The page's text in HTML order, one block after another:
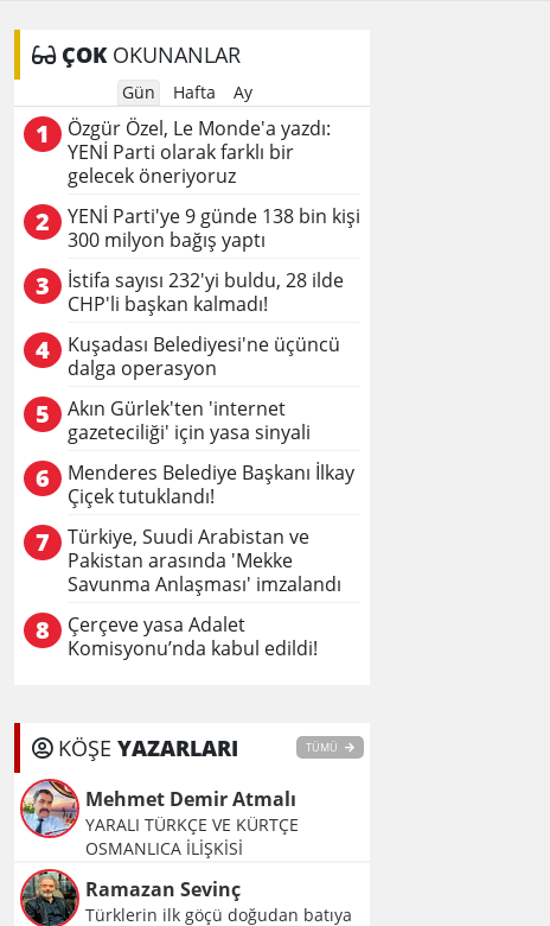
ÇOKOKUNANLAR
Gün Hafta Ay
1
Özgür Özel, Le Monde'a yazdı:
YENİ Parti olarak farklı bir
gelecek öneriyoruz
2
YENİ Parti'ye 9 günde 138 bin kişi
300 milyon bağış yaptı
3
İstifa sayısı 232'yi buldu, 28 ilde
CHP'li başkan kalmadı!
4
Kuşadası Belediyesi'ne üçüncü
dalga operasyon
5
Akın Gürlek'ten 'internet
gazeteciliği' için yasa sinyali
6
Menderes Belediye Başkanı İlkay
Çiçek tutuklandı!
7
Türkiye, Suudi Arabistan ve
Pakistan arasında 'Mekke
Savunma Anlaşması' imzalandı
8
Çerçeve yasa Adalet
Komisyonu’nda kabul edildi!
KÖŞE YAZARLARI TÜMÜ
Mehmet Demir Atmalı
YARALI TÜRKÇE VE KÜRTÇE
OSMANLICA İLİŞKİSİ
Ramazan Sevinç
Türklerin ilk göçü doğudan batıya